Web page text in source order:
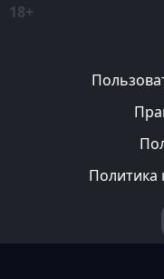
18+
Политика